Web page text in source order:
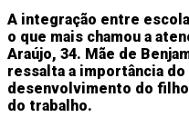
A integração entre
o que mais chamou a
Araújo, 34. Mãe de
ressalta a importância
desenvolvimento do
do trabalho.